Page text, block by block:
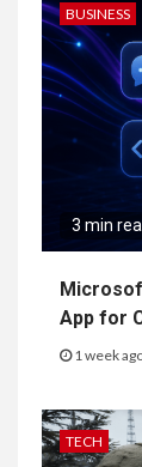
BUSINESS
3 min
App for
1 week
TECH